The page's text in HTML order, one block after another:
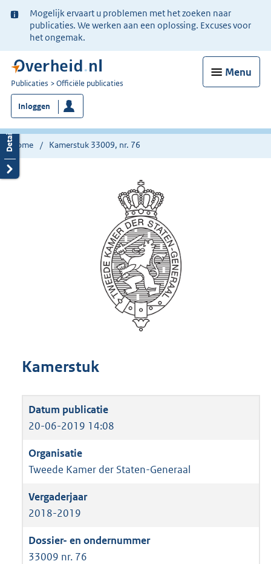
Ter
informatie:
Mogelijk ervaart u problemen met het zoeken naar
publicaties. We werken aan een oplossing. Excuses voor
het ongemak.
Menu
U
bent
nu
hier:
Publicaties Officiële publicaties
Inloggen
Home Kamerstuk 33009, nr. 76
Kamerstuk
20-06-2019 14:08
Tweede Kamer der Staten-Generaal
2018-2019
33009 nr. 76